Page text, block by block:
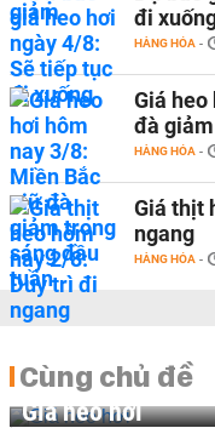
đi
HÀNG HÓA -
Giá
đà
HÀNG HÓA -
Giá thịt
ngang
HÀNG HÓA -
Cùng chủ đề
Giá heo hơi